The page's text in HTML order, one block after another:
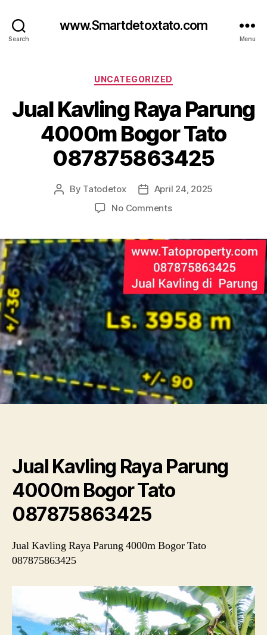
Search
www.Smartdetoxtato.com
Menu
Categories
UNCATEGORIZED
Jual Kavling Raya Parung
4000m Bogor Tato
087875863425
Post
By Tatodetox
PostApril 24, 2025
No Commentson
Raya
Parung
4000m
Bogor
Tato
087875863425
Jual Kavling Raya Parung
4000m Bogor Tato
087875863425
Jual Kavling Raya Parung 4000m Bogor Tato
087875863425